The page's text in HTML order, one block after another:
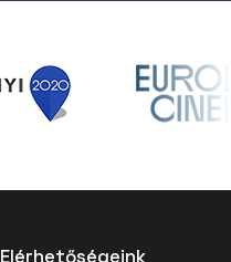
Elérhetőségeink